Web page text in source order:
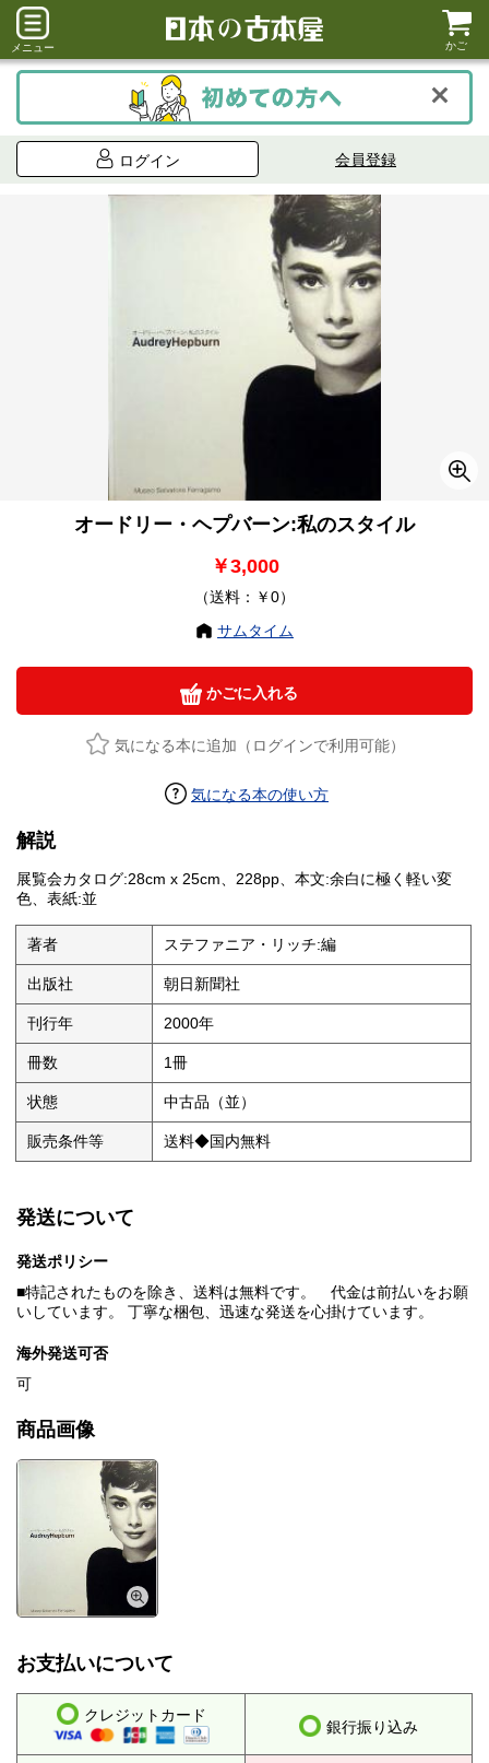
メニュー かご
ログイン 会員登録
オードリー・ヘプバーン:私のスタイル
￥3,000
（送料：￥0）
サムタイム
かごに入れる
気になる本に追加（ログインで利用可能）
気になる本の使い方
解説
展覧会カタログ:28cm x 25cm、228pp、本文:余白に極く軽い変
色、表紙:並
著者 ステファニア・リッチ:編
出版社 朝日新聞社
刊行年 2000年
冊数 1冊
状態 中古品（並）
販売条件等 送料◆国内無料
発送について
発送ポリシー
■特記されたものを除き、送料は無料です。 代金は前払いをお願
いしています。 丁寧な梱包、迅速な発送を心掛けています。
海外発送可否
可
商品画像
お支払いについて
クレジットカード
銀行振り込み